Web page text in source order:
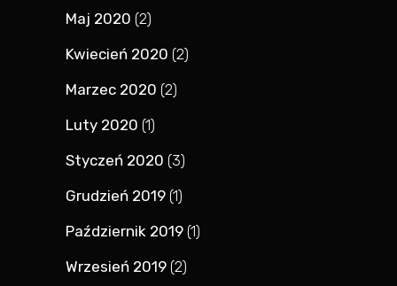
Maj 2020 (2)
Kwiecień 2020 (2)
Marzec 2020 (2)
Luty 2020 (1)
Styczeń 2020 (3)
Grudzień 2019 (1)
Październik 2019 (1)
Wrzesień 2019 (2)